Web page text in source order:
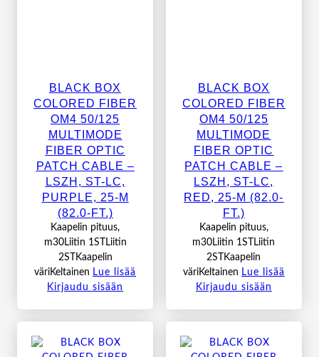
BLACK BOX
COLORED FIBER
OM4 50/125
MULTIMODE
FIBER OPTIC
PATCH CABLE –
LSZH, ST-LC,
PURPLE, 25-M
(82.0-FT.)
Kaapelin pituus,
m30Liitin 1STLiitin
2STKaapelin
väriKeltainen Lue lisää
Kirjaudu sisään
BLACK BOX
COLORED FIBER
OM4 50/125
MULTIMODE
FIBER OPTIC
PATCH CABLE –
LSZH, ST-LC,
RED, 25-M (82.0-
FT.)
Kaapelin pituus,
m30Liitin 1STLiitin
2STKaapelin
väriKeltainen Lue lisää
Kirjaudu sisään